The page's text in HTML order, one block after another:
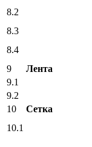
8.2
8.3
8.4
9
Лента
9.1
9.2
10
Сетка
10.1